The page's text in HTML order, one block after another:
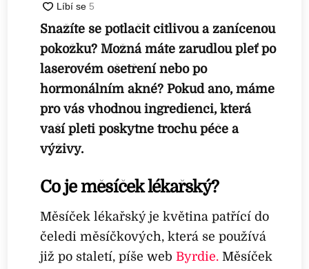
Snažíte se potlačit citlivou a zanícenou
pokožku? Možná máte zarudlou pleť po
laserovém ošetření nebo po
hormonálním akné? Pokud ano, máme
pro vás vhodnou ingredienci, která
vaší pleti poskytne trochu péče a
výživy.
Co je měsíček lékařský?
Měsíček lékařský je květina patřící do
čeledi měsíčkových, která se používá
již po staletí, píše webByrdie. Měsíček